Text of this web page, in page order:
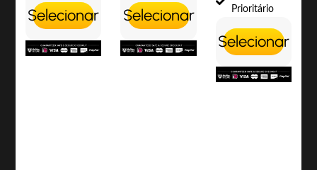
Selecionar Selecionar
Prioritário
Selecionar